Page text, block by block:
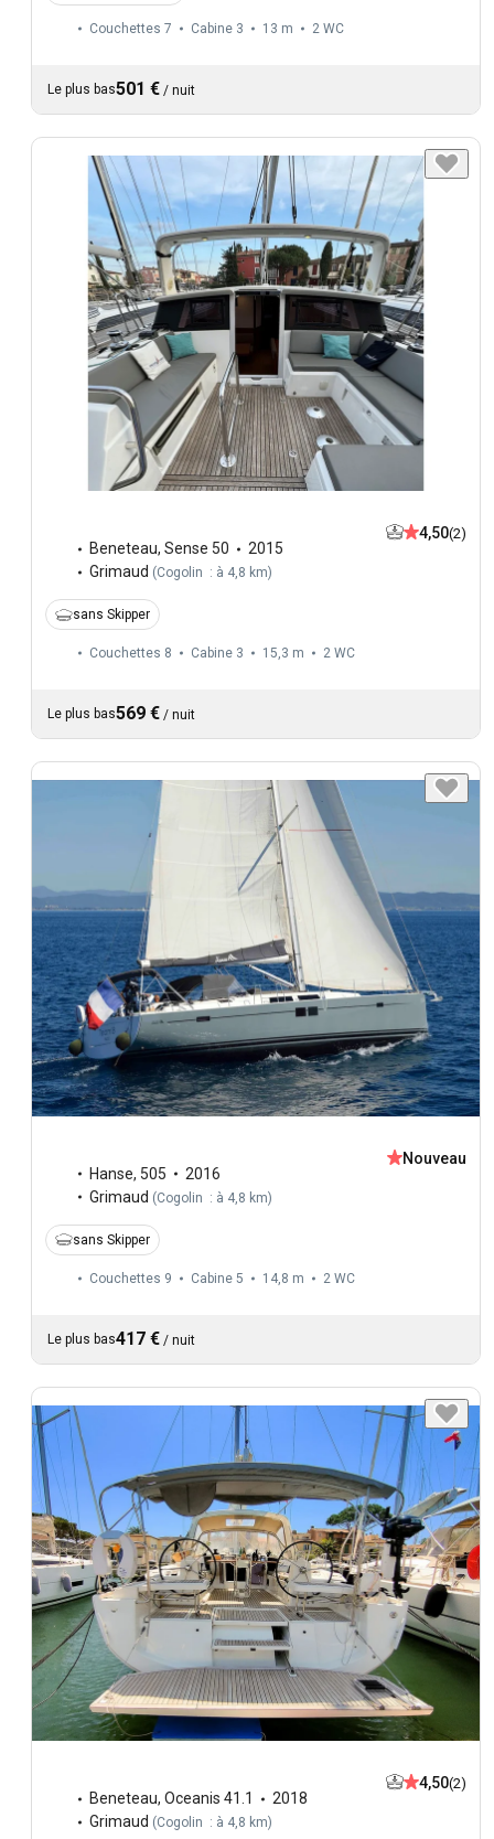
Couchettes 7 Cabine 3 13 m 2 WC
Le plus bas501 € / nuit
Beneteau, Sense 50
2015
Grimaud (Cogolin : à 4,8 km)
4,50(2)
sans Skipper
Couchettes 8 Cabine 3 15,3 m 2 WC
Le plus bas569 € / nuit
Hanse, 505
2016
Grimaud (Cogolin : à 4,8 km)
Nouveau
sans Skipper
Couchettes 9 Cabine 5 14,8 m 2 WC
Le plus bas417 € / nuit
Beneteau, Oceanis 41.1
2018
Grimaud (Cogolin : à 4,8 km)
4,50(2)